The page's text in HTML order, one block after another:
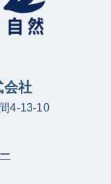
会社
4-13-10